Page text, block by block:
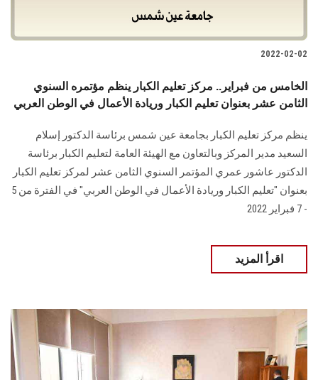
2022-02-02
الخامس من فبراير.. مركز تعليم الكبار ينظم مؤتمره السنوي
الثامن عشر بعنوان تعليم الكبار وريادة الأعمال في الوطن العربي
ينظم مركز تعليم الكبار بجامعة عين شمس برئاسة الدكتور إسلام
السعيد مدير المركز وبالتعاون مع الهيئة العامة لتعليم الكبار برئاسة
الدكتور عاشور عمري المؤتمر السنوي الثامن عشر لمركز تعليم الكبار
بعنوان "تعليم الكبار وريادة الأعمال في الوطن العربي" في الفترة من 5
- 7 فبراير 2022
اقرأ المزيد